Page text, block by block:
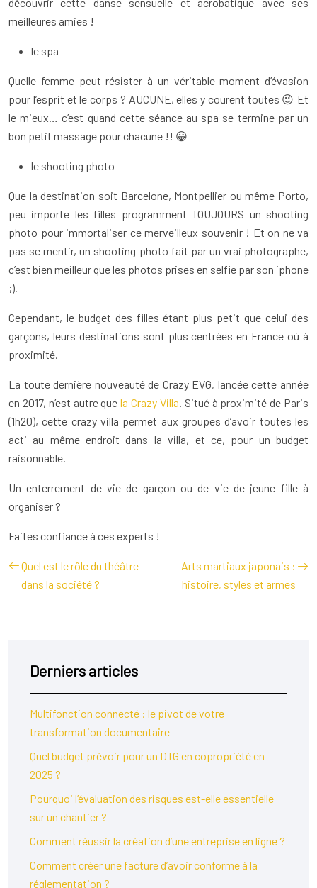
meilleures amies !
le spa
Quelle femme peut résister à un véritable moment d’évasion
pour l’esprit et le corps ? AUCUNE, elles y courent toutes 😉 Et
le mieux… c’est quand cette séance au spa se termine par un
bon petit massage pour chacune !! 😀
le shooting photo
Que la destination soit Barcelone, Montpellier ou même Porto,
peu importe les filles programment TOUJOURS un shooting
photo pour immortaliser ce merveilleux souvenir ! Et on ne va
pas se mentir, un shooting photo fait par un vrai photographe,
c’est bien meilleur que les photos prises en selfie par son iphone
;).
Cependant, le budget des filles étant plus petit que celui des
garçons, leurs destinations sont plus centrées en France où à
proximité.
La toute dernière nouveauté de Crazy EVG, lancée cette année
en 2017, n’est autre quela Crazy Villa. Situé à proximité de Paris
(1h20), cette crazy villa permet aux groupes d’avoir toutes les
acti au même endroit dans la villa, et ce, pour un budget
raisonnable.
Un enterrement de vie de garçon ou de vie de jeune fille à
organiser ?
Faites confiance à ces experts !
Quel est le rôle du théâtre
dans la société ?
Arts martiaux japonais :
histoire, styles et armes
Derniers articles
Multifonction connecté : le pivot de votre
transformation documentaire
Quel budget prévoir pour un DTG en copropriété en
2025 ?
Pourquoi l’évaluation des risques est-elle essentielle
sur un chantier ?
Comment réussir la création d’une entreprise en ligne ?
Comment créer une facture d’avoir conforme à la
réglementation ?